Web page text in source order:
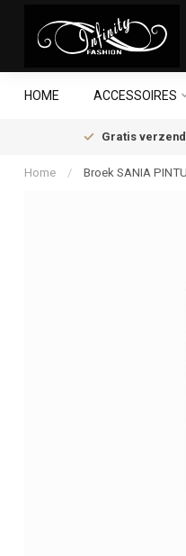
HOME ACCESSOIRES
Gratis
Home / Broek SANIA